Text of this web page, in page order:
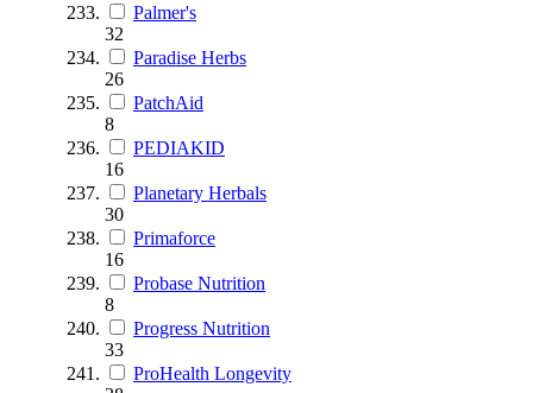
Palmer's
32
Paradise Herbs
26
PatchAid
8
PEDIAKID
16
Planetary Herbals
30
Primaforce
16
Probase Nutrition
8
Progress Nutrition
33
ProHealth Longevity